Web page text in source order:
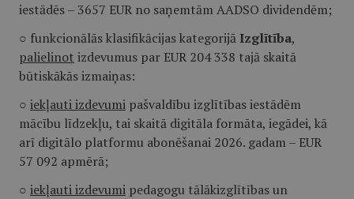
iestādēs – 3657 EUR no saņemtām AADSO dividendēm;
○ funkcionālās klasifikācijas kategorijā Izglītība,
palielinot izdevumus par EUR 204 338 tajā skaitā
būtiskākās izmaiņas:
○ iekļauti izdevumi pašvaldību izglītības iestādēm
mācību līdzekļu, tai skaitā digitāla formāta, iegādei, kā
arī digitālo platformu abonēšanai 2026. gadam – EUR
57 092 apmērā;
○ iekļauti izdevumi pedagogu tālākizglītības un